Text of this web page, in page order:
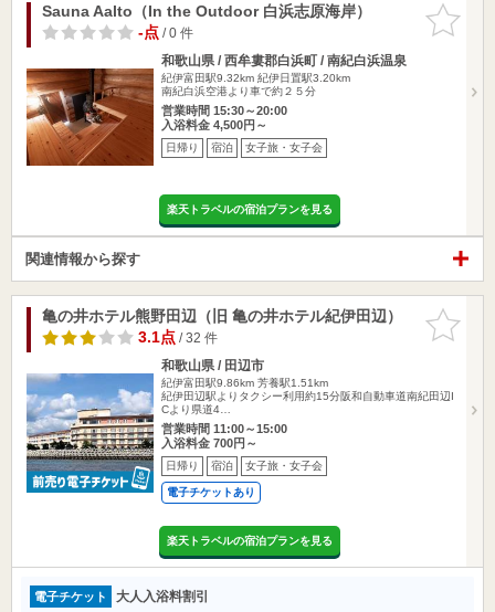
お気に入
りに追加
Sauna Aalto（In the Outdoor 白浜志原海岸）
-点/ 0 件
和歌山県 / 西牟婁郡白浜町 / 南紀白浜温泉
紀伊富田駅9.32km 紀伊日置駅3.20km
南紀白浜空港より車で約２５分
営業時間 15:30～20:00
入浴料金 4,500円～
日帰り 宿泊 女子旅・女子会
楽天トラベルの宿泊プランを見る
関連情報から探す
お気に入
りに追加
亀の井ホテル熊野田辺（旧 亀の井ホテル紀伊田辺）
3.1点/ 32 件
和歌山県 / 田辺市
紀伊富田駅9.86km 芳養駅1.51km
紀伊田辺駅よりタクシー利用約15分阪和自動車道南紀田辺I
Cより県道4…
営業時間 11:00～15:00
入浴料金 700円～
日帰り 宿泊 女子旅・女子会
電子チケットあり
楽天トラベルの宿泊プランを見る
電子チケット 大人入浴料割引